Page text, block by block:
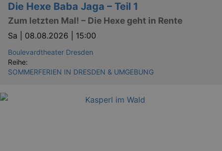
Die Hexe Baba Jaga – Teil 1
Zum letzten Mal! – Die Hexe geht in Rente
Sa | 08.08.2026 | 15:00
Boulevardtheater Dresden
Reihe:
SOMMERFERIEN IN DRESDEN & UMGEBUNG